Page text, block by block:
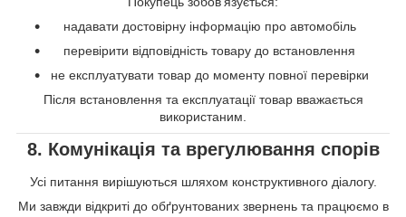
надавати достовірну інформацію про автомобіль
перевірити відповідність товару до встановлення
не експлуатувати товар до моменту повної перевірки
Після встановлення та експлуатації товар вважається
використаним.
8. Комунікація та врегулювання спорів
Усі питання вирішуються шляхом конструктивного діалогу.
Ми завжди відкриті до обґрунтованих звернень та працюємо в